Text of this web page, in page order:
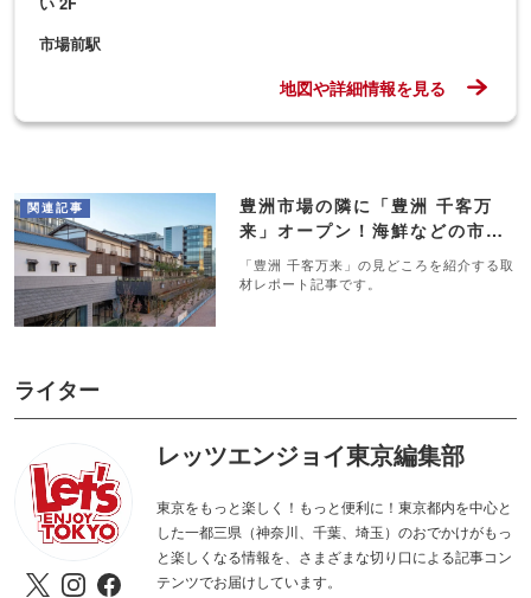
市場前駅
地図や詳細情報を見る
関連記事
豊洲市場の隣に「豊洲 千客万
来」オープン！海鮮などの市場
グルメ、温泉が集まる新名所
「豊洲 千客万来」の見どころを紹介する取
材レポート記事です。
ライター
レッツエンジョイ東京編集部
東京をもっと楽しく！もっと便利に！東京都内を中心と
した一都三県（神奈川、千葉、埼玉）のおでかけがもっ
と楽しくなる情報を、さまざまな切り口による記事コン
テンツでお届けしています。